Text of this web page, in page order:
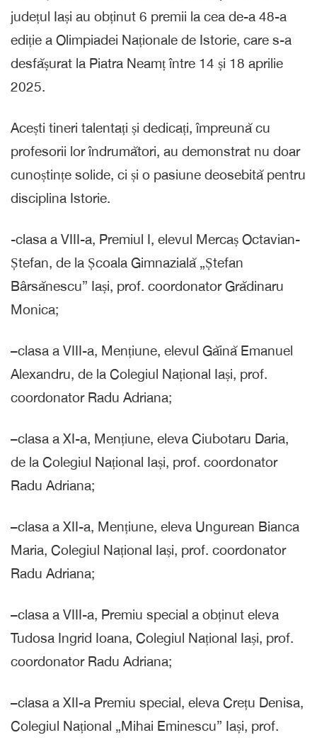
județul Iași au obținut 6 premii la cea de-a 48-a
ediție a Olimpiadei Naționale de Istorie, care s-a
desfășurat la Piatra Neamț între 14 și 18 aprilie
2025.
Acești tineri talentați și dedicați, împreună cu
profesorii lor îndrumători, au demonstrat nu doar
cunoștințe solide, ci și o pasiune deosebită pentru
disciplina Istorie.
-clasa a VIII-a, Premiul I, elevul Mercaș Octavian-
Ștefan, de la Școala Gimnazială „Ștefan
Bârsănescu” Iași, prof. coordonator Grădinaru
Monica;
–clasa a VIII-a, Mențiune, elevul Găină Emanuel
Alexandru, de la Colegiul Național Iași, prof.
coordonator Radu Adriana;
–clasa a XI-a, Mențiune, eleva Ciubotaru Daria,
de la Colegiul Național Iași, prof. coordonator
Radu Adriana;
–clasa a XII-a, Mențiune, eleva Ungurean Bianca
Maria, Colegiul Național Iași, prof. coordonator
Radu Adriana;
–clasa a VIII-a, Premiu special a obținut eleva
Tudosa Ingrid Ioana, Colegiul Național Iași, prof.
coordonator Radu Adriana;
–clasa a XII-a Premiu special, eleva Crețu Denisa,
Colegiul Național „Mihai Eminescu” Iași, prof.